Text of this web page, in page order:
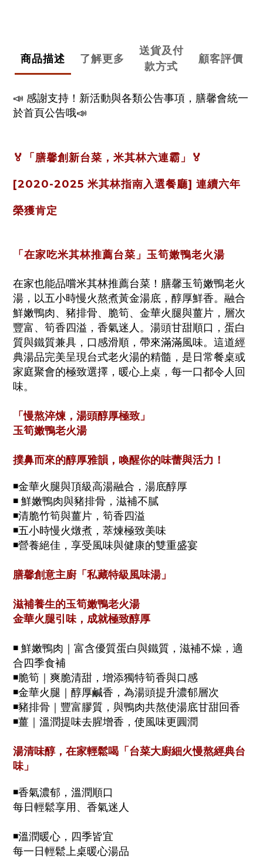
商品描述 了解更多
送貨及付
款方式
顧客評價
📣 感謝支持！新活動與各類公告事項，膳馨會統一
於首頁公告哦📣
🏅「膳馨創新台菜，米其林六連霸」🏅
[2020-2025 米其林指南入選餐廳] 連續六年
榮獲肯定
「在家吃米其林推薦台菜」玉筍嫩鴨老火湯
在家也能品嚐米其林推薦台菜！膳馨玉筍嫩鴨老火
湯，以五小時慢火熬煮黃金湯底，醇厚鮮香。融合
鮮嫩鴨肉、豬排骨、脆筍、金華火腿與薑片，層次
豐富、筍香四溢，香氣迷人。湯頭甘甜順口，蛋白
質與鐵質兼具，口感滑順，帶來滿滿風味。這道經
典湯品完美呈現台式老火湯的精髓，是日常餐桌或
家庭聚會的極致選擇，暖心上桌，每一口都令人回
味。
「慢熬淬煉，湯頭醇厚極致」
玉筍嫩鴨老火湯
撲鼻而來的醇厚雅韻， 喚醒你的味蕾與活力 ！
◾金華火腿與頂級高湯融合，湯底醇厚
◾ 鮮嫩鴨肉與豬排骨，滋補不膩
◾清脆竹筍與薑片，筍香四溢
◾五小時慢火燉煮，萃煉極致美味
◾營養絕佳，享受風味與健康的雙重盛宴
膳馨創意主廚「私藏特級風味湯」
滋補養生的玉筍嫩鴨老火湯
金華火腿引味，成就極致醇厚
◾ 鮮嫩鴨肉｜富含優質蛋白與鐵質，滋補不燥，適
合四季食補
◾脆筍｜爽脆清甜，增添獨特筍香與口感
◾金華火腿｜醇厚鹹香，為湯頭提升濃郁層次
◾豬排骨｜豐富膠質，與鴨肉共熬使湯底甘甜回香
◾薑｜溫潤提味去腥增香，使風味更圓潤
湯清味醇，在家輕鬆喝「台菜大廚細火慢熬經典台
味」
◾香氣濃郁 ， 溫潤順口
每日輕鬆享用、香氣迷人
◾溫潤暖心 ，四季皆宜
每一日輕鬆上桌暖心湯品